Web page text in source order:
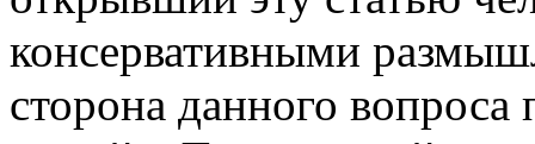
консервативными
сторона данного